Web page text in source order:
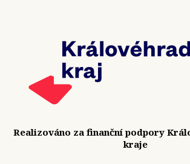
Realizováno za finanční podpory
kraje